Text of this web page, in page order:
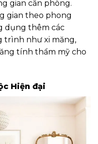
gian căn phòng.
gian theo phong
dụng thêm các
trình như xi măng,
tính thẩm mỹ cho
Hiện đại